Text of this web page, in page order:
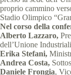
proprio cammino
Stadio Olimpico
Nel corso della
Alberto Lazzaro,
dell’Unione
Erika Stefani,
Andrea Costa,
Daniele Frongia,